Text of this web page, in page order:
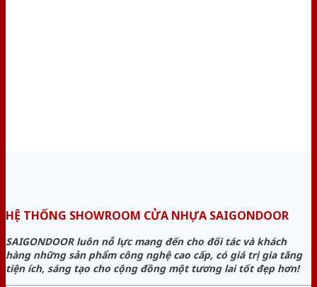
HỆ THỐNG SHOWROOM CỬA NHỰA SAIGONDOOR
SAIGONDOOR luôn nỗ lực mang đến cho đối tác và khách
hàng những sản phẩm công nghệ cao cấp, có giá trị gia tăng
tiện ích, sáng tạo cho cộng đồng một tương lai tốt đẹp hơn!